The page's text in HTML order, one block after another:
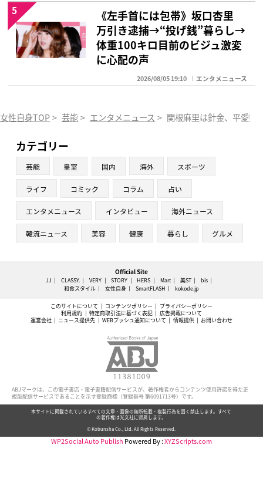
《左手首には包帯》坂口杏里
万引き逮捕→“投げ銭”暮らし→
体重100キロ目前のビジュ激変
に心配の声
2026/08/05 19:10 エンタメニュース
5
女性自身TOP > 芸能 > エンタメニュース > 関根麻里は針金、平愛梨
カテゴリー
芸能 皇室 国内 海外 スポーツ
ライフ コミック コラム 占い
エンタメニュース インタビュー 海外ニュース
韓流ニュース 美容 健康 暮らし グルメ
Official Site
JJ CLASSY. VERY STORY HERS Mart 美ST
bis
和食スタイル
女性自身 SmartFLASH kokode.jp
このサイトについて コンテンツポリシー
プライバシーポリシー
利用規約
特定商取引法に基づく表記
広告掲載について
運営会社
ニュース提供先 WEBプッシュ通知について 情報提供 お問い合わせ
ABJマークは、この電子書店・電子書籍配信サービスが、著作権者からコンテンツ使用許諾を得た正
規版配信サービスであることを示す登録商標（登録番号 第6091713号）です。
本サイトに掲載されているすべての文章・画像の無断転載・複製行為を固く禁止します。すべて
の著作権は光文社に帰属します。
© Kobunsha Co., Ltd. All Rights Reserved.
WP2Social Auto Publish Powered By :XYZScripts.com